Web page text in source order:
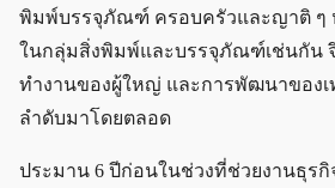
พิมพ์บรรจุภัณฑ์ ครอบครัวและญาติ ๆ
ในกลุ่มสิ่งพิมพ์และบรรจุภัณฑ์เช่นกัน
ทำงานของผู้ใหญ่ และการพัฒนาของ
ลำดับมาโดยตลอด
ประมาน 6 ปีก่อนในช่วงที่ช่วยงานธุร